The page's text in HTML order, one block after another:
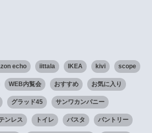
echo iittala IKEA kivi scope
WEB内覧会 おすすめ お気に入り
グラッド45 サンワカンパニー
ンレス トイレ パスタ パントリー